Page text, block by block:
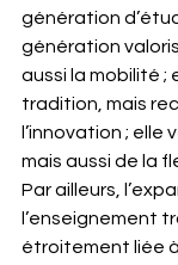
génération
génération
aussi la mobilité ;
tradition, mais
l’innovation ; elle
mais aussi de la
Par ailleurs,
l’enseignement
étroitement liée à